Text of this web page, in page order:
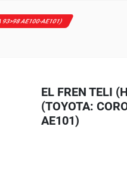
93>98 AE100-AE101)
EL FREN TELI
(TOYOTA:
AE101)